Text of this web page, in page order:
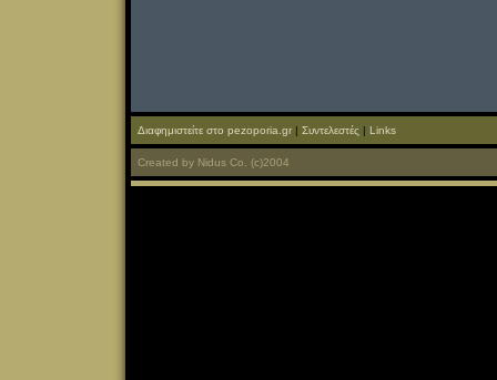
Διαφημιστείτε στο pezoporia.gr | Συντελεστές | Links
Created by Nidus Co. (c)2004